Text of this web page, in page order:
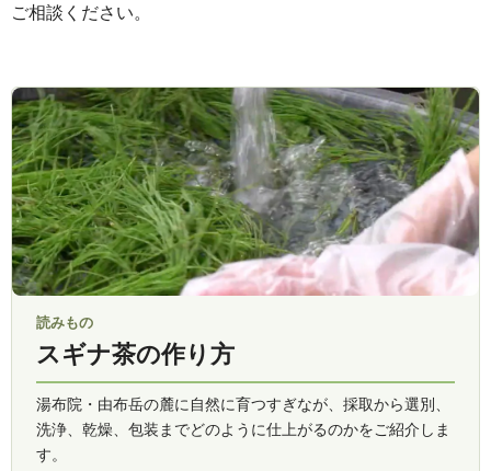
ご相談ください。
読みもの
スギナ茶の作り方
湯布院・由布岳の麓に自然に育つすぎなが、採取から選別、
洗浄、乾燥、包装までどのように仕上がるのかをご紹介しま
す。